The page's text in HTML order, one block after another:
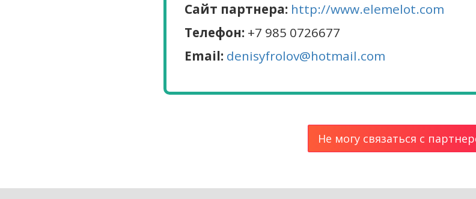
Сайт партнера: http://www.elemelot.com
Телефон: +7 985 0726677
Email: denisyfrolov@hotmail.com
Не могу связаться с